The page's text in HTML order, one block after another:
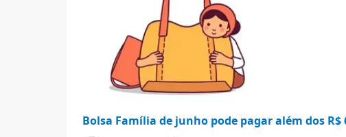
Bolsa Família de junho pode pagar além dos